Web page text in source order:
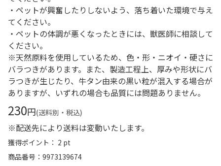
・ペットが興奮したりしないよう、落ち着いた環境で与え
てください。
・ペットの体調が悪くなったときには、獣医師に相談して
ください。
※天然原料を使用しているため、色・形・ニオイ・硬さに
バラつきがあります。また、製造工程上、厚みや形状にバ
ラつきが生じたり、牛タン由来の黒い粒が混入する場合が
ありますが、いずれの場合も品質には問題ありません。
230円(送料別・税込)
※配送先により送料は変動いたします。
獲得ポイント： 2 pt
商品番号
9973139674